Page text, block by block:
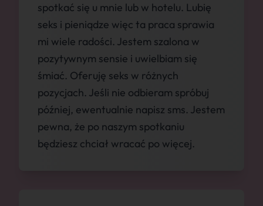
spotkać się u mnie lub w hotelu. Lubię
seks i pieniądze więc ta praca sprawia
mi wiele radości. Jestem szalona w
pozytywnym sensie i uwielbiam się
śmiać. Oferuję seks w różnych
pozycjach. Jeśli nie odbieram spróbuj
później, ewentualnie napisz sms. Jestem
pewna, że po naszym spotkaniu
będziesz chciał wracać po więcej.